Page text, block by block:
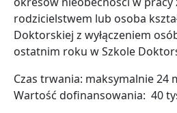
rodzicielstwem lub osoba
Doktorskiej z wyłączeniem
ostatnim roku w Szkole
Czas trwania: maksymalnie 24
Wartość dofinansowania: 40